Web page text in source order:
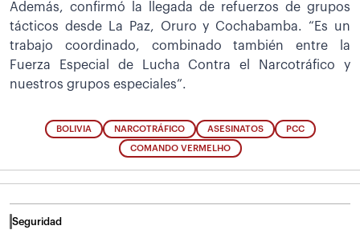
Además, confirmó la llegada de refuerzos de grupos
tácticos desde La Paz, Oruro y Cochabamba. “Es un
trabajo coordinado, combinado también entre la
Fuerza Especial de Lucha Contra el Narcotráfico y
nuestros grupos especiales”.
BOLIVIA NARCOTRÁFICO ASESINATOS PCC
COMANDO VERMELHO
Seguridad